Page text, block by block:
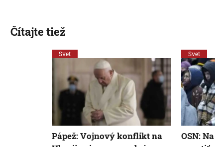
Čítajte tiež
Svet
Pápež: Vojnový konflikt na
Svet
OSN: Na